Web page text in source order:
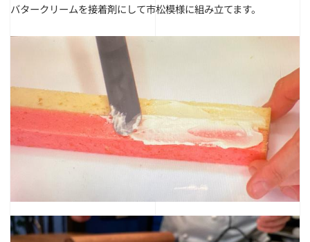
バタークリームを接着剤にして市松模様に組み立てます。